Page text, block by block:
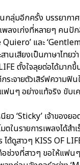
กลุ่มอีกครั้ง บรรยากา
พลงเก่งที่หลายๆ คน
Quiero’ และ
านเสียงเป็นภาษาไทย
ตั้งใจลุยต่อได้มากขึ้
กระจายตัวเสิร์ฟควา
นๆ อย่างแท้จริง ขับเ
‘Sticky’ เจ้าของย
ตในรายการเพลงได้
ด้ดูสาวๆ KISS OF
อช่วงที่สาวๆ ขอให้แฟ